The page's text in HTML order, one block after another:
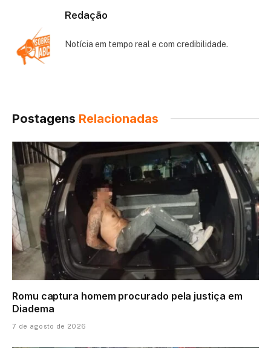
Redação
Notícia em tempo real e com credibilidade.
Postagens Relacionadas
Romu captura homem procurado pela justiça em
Diadema
7 de agosto de 2026